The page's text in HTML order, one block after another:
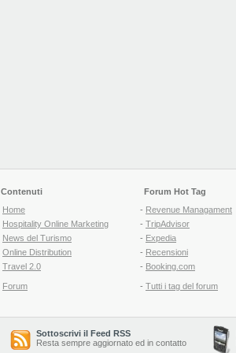
Contenuti
Home
Hospitality Online Marketing
News del Turismo
Online Distribution
Travel 2.0
Forum
Forum Hot Tag
- Revenue Managament
- TripAdvisor
- Expedia
- Recensioni
- Booking.com
- Tutti i tag del forum
Sottoscrivi il Feed RSS
Resta sempre aggiornato ed in contatto